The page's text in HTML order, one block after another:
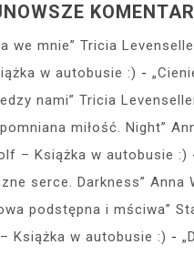
we mnie” Tricia
w autobusie :) -
nami” Tricia
miłość. Night”
– Książka w autobusie :)
serce. Darkness” Anna
podstępna i mściwa”
Książka w autobusie :) -